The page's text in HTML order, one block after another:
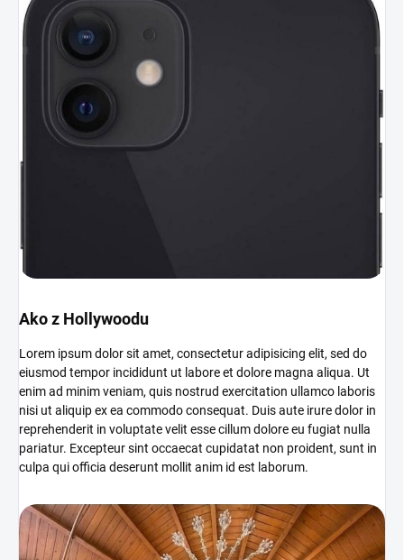
Ako z Hollywoodu
Lorem ipsum dolor sit amet, consectetur adipisicing elit, sed do
eiusmod tempor incididunt ut labore et dolore magna aliqua. Ut
enim ad minim veniam, quis nostrud exercitation ullamco laboris
nisi ut aliquip ex ea commodo consequat. Duis aute irure dolor in
reprehenderit in voluptate velit esse cillum dolore eu fugiat nulla
pariatur. Excepteur sint occaecat cupidatat non proident, sunt in
culpa qui officia deserunt mollit anim id est laborum.